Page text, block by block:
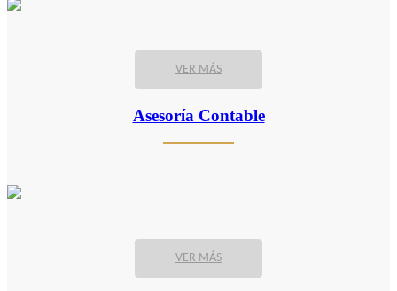
VER MÁS
Asesoría Contable
VER MÁS